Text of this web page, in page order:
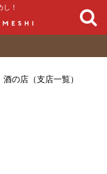
！
酒の店（支店一覧）